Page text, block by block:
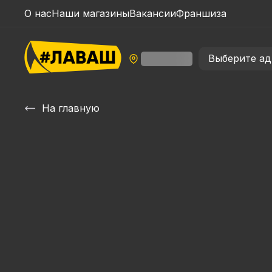
О насНаши магазиныВакансииФраншиза
Выберите
На главную